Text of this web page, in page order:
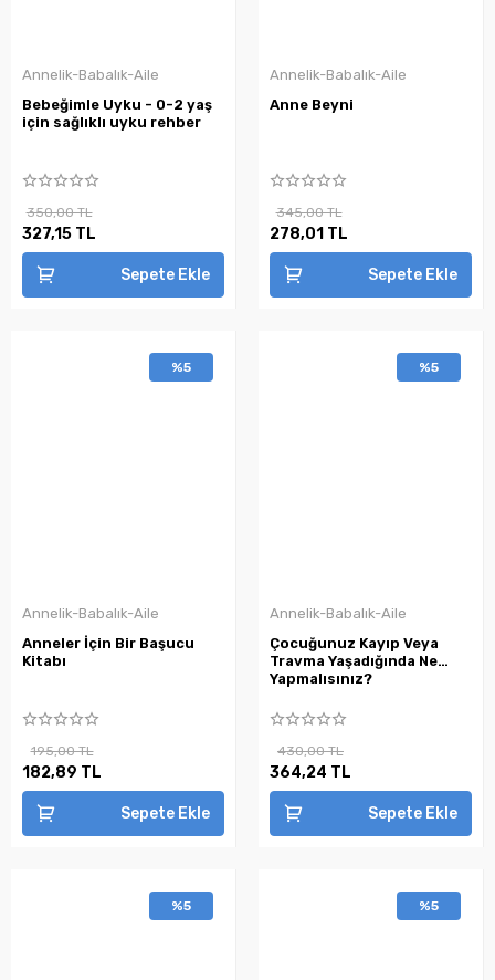
Annelik-Babalık-Aile
Bebeğimle Uyku - 0-2 yaş
için sağlıklı uyku rehber
350,00 TL
327,15 TL
Sepete Ekle
Annelik-Babalık-Aile
Anne Beyni
345,00 TL
278,01 TL
Sepete Ekle
%5
Annelik-Babalık-Aile
Anneler İçin Bir Başucu
Kitabı
195,00 TL
182,89 TL
Sepete Ekle
%5
Annelik-Babalık-Aile
Çocuğunuz Kayıp Veya
Travma Yaşadığında Ne
Yapmalısınız?
430,00 TL
364,24 TL
Sepete Ekle
%5 %5